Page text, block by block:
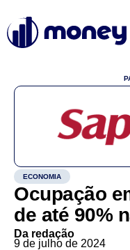
ECONOMIA
Ocupação
de até 90%
Da redação
9 de julho de 2024